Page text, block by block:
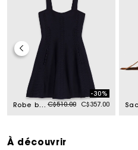
Robe babydoll courte en maille Price reduced from
C$510.00to
-30%
C$357.00
À découvrir